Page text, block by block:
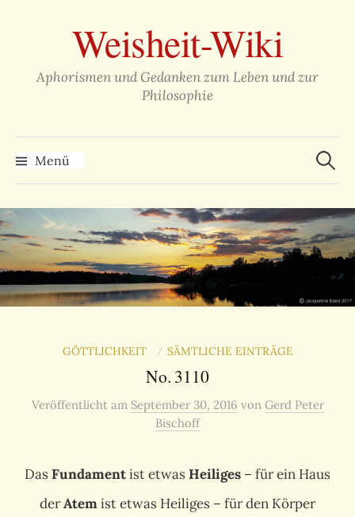
überspringenWeisheit-Wiki
Aphorismen und Gedanken zum Leben und zur
Philosophie
Menü
Suchen
nach:
GÖTTLICHKEIT / SÄMTLICHE EINTRÄGE
No. 3110
Veröffentlicht am September 30, 2016 von Gerd Peter
Bischoff
DasFundamentist etwasHeiliges – für ein Haus
derAtemist etwas Heiliges – für den Körper